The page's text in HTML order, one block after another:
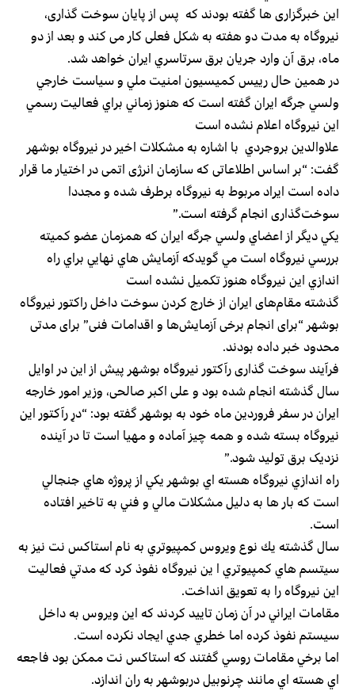
این خبرگزاری ها گفته بودند كه پس از پایان سوخت گذاری،
نیروگاه به مدت دو هفته به شکل فعلی کار می کند و بعد از دو
ماه، برق آن وارد جريان برق سرتاسري ايران خواهد شد.
در همين حال رييس كميسيون امنيت ملي و سياست خارجي
ولسي جرگه ايران گفته است كه هنوز زماني براي فعاليت رسمي
اين نيروگاه اعلام نشده است
علاوالدين بروجردي با اشاره به مشکلات اخیر در نیروگاه بوشهر
گفت: “بر اساس اطلاعاتی که سازمان انرژی اتمی در اختیار ما قرار
داده است ایراد مربوط به نیروگاه برطرف شده و مجددا
سوخت‌گذاری انجام گرفته است.”
يكي ديگر از اعضاي ولسي جرگه ايران كه همزمان عضو كميته
بررسي نيروگاه است مي گويدكه آزمايش هاي نهايي براي راه
اندازي اين نيروگاه هنوز تكميل نشده است
گذشته مقام‌های ایران از خارج کردن سوخت داخل راکتور نیروگاه
بوشهر “برای انجام برخی آزمایش‌ها و اقدامات فنی” برای مدتی
محدود خبر داده بودند.
فرآیند سوخت گذاری رآکتور نیروگاه بوشهر پیش از این در اوایل
سال گذشته انجام شده بود و علی اکبر صالحی، وزیر امور خارجه
ایران در سفر فروردین ماه خود به بوشهر گفته بود: “درِ رآکتور این
نیروگاه بسته شده و همه چیز آماده و مهیا است تا در آینده
نزدیک برق تولید شود.”
راه اندازي نيروگاه هسته اي بوشهر يكي از پروژه هاي جنجالي
است كه بار ها به دليل مشكلات مالي و فني به تاخير افتاده
است.
سال گذشته يك نوع ويروس كمپيوتري به نام استاكس نت نيز به
سيتسم هاي كمپيوتري ا ين نيروگاه نفوذ كرد كه مدتي فعاليت
اين نيروگاه را به تعويق انداخت.
مقامات ايراني در آن زمان تاييد كردند كه اين ويروس به داخل
سيستم نفوذ كرده اما خطري جدي ايجاد نكرده است.
اما برخي مقامات روسي گفتند كه استاكس نت ممكن بود فاجعه
اي هسته اي مانند چرنوبيل دربوشهر به ران اندازد.